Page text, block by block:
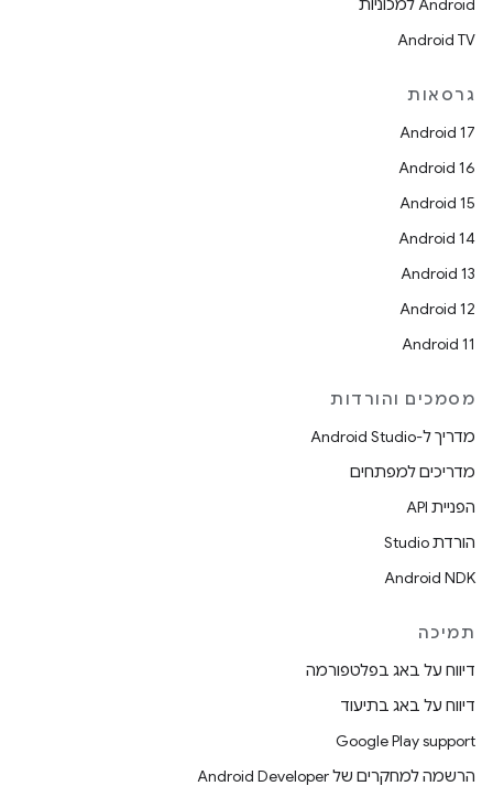
Android למכוניות
Android TV
גרסאות
Android 17
Android 16
Android 15
Android 14
Android 13
Android 12
Android 11
מסמכים והורדות
מדריך ל-Android Studio
מדריכים למפתחים
הפניית API
הורדת Studio
Android NDK
תמיכה
דיווח על באג בפלטפורמה
דיווח על באג בתיעוד
Google Play support
הרשמה למחקרים של Android Developer